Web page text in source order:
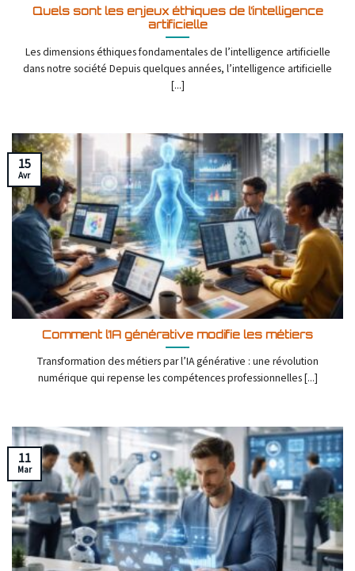
Quels sont les enjeux éthiques de l’intelligence
artificielle
Les dimensions éthiques fondamentales de l’intelligence artificielle
dans notre société Depuis quelques années, l’intelligence artificielle
[...]
Comment l’IA générative modifie les métiers
Transformation des métiers par l’IA générative : une révolution
numérique qui repense les compétences professionnelles [...]
15
Avr
11
Mar